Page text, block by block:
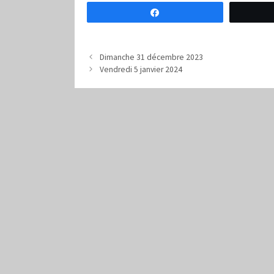
Dimanche 31 décembre 2023
Vendredi 5 janvier 2024